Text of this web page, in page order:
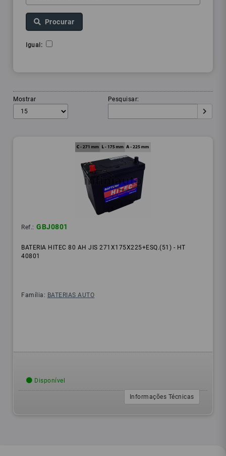
Procurar
Igual:
Mostrar Pesquisar:
Ref.: GBJ0801
BATERIA HITEC 80 AH JIS 271X175X225+ESQ.(51) - HT
40801
Família: BATERIAS AUTO
Disponível
Informações Técnicas